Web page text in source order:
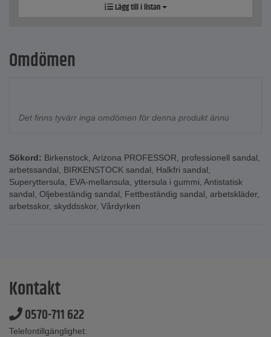
Lägg till i listan
Omdömen
Det finns tyvärr inga omdömen för denna produkt ännu
Sökord: Birkenstock, Arizona PROFESSOR, professionell sandal,
arbetssandal, BIRKENSTOCK sandal, Halkfri sandal,
Superyttersula, EVA-mellansula, yttersula i gummi, Antistatisk
sandal, Oljebeständig sandal, Fettbeständig sandal, arbetskläder,
arbetsskor, skyddsskor, Vårdyrken
Kontakt
0570-711 622
Telefontillgänglighet: